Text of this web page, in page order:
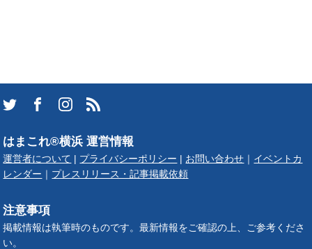
はまこれ®横浜 運営情報
運営者について | プライバシーポリシー | お問い合わせ ｜ イベントカ
レンダー ｜ プレスリリース・記事掲載依頼
注意事項
掲載情報は執筆時のものです。最新情報をご確認の上、ご参考くださ
い。